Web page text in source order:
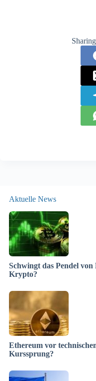
Aktuelle News
Schwingt das Pendel
Krypto?
Ethereum vor
Kurssprung?